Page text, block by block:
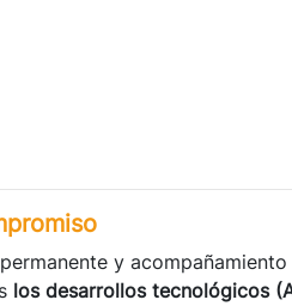
y
los desarrollos tecnológicos